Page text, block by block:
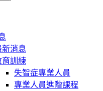
新消息
育訓練
失智症專業人員
專業人員進階課程